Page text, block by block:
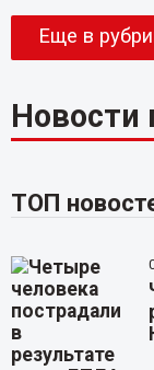
Еще в
Новости
ТОП